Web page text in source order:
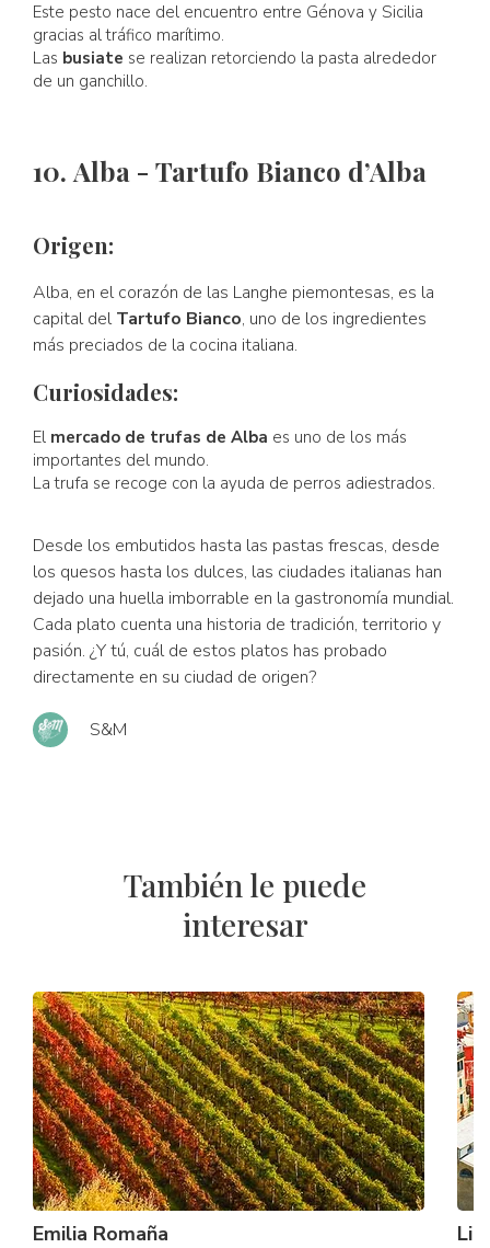
Este pesto nace del encuentro entre Génova y Sicilia
gracias al tráfico marítimo.
Las busiate se realizan retorciendo la pasta alrededor
de un ganchillo.
10. Alba - Tartufo Bianco d’Alba
Origen:
Alba, en el corazón de las Langhe piemontesas, es la
capital delTartufo Bianco, uno de los ingredientes
más preciados de la cocina italiana.
Curiosidades:
El mercado de trufas de Alba es uno de los más
importantes del mundo.
La trufa se recoge con la ayuda de perros adiestrados.
Desde los embutidos hasta las pastas frescas, desde
los quesos hasta los dulces, las ciudades italianas han
dejado una huella imborrable en la gastronomía mundial.
Cada plato cuenta una historia de tradición, territorio y
pasión. ¿Y tú, cuál de estos platos has probado
directamente en su ciudad de origen?
S&M
También le puede
interesar
Emilia Romaña